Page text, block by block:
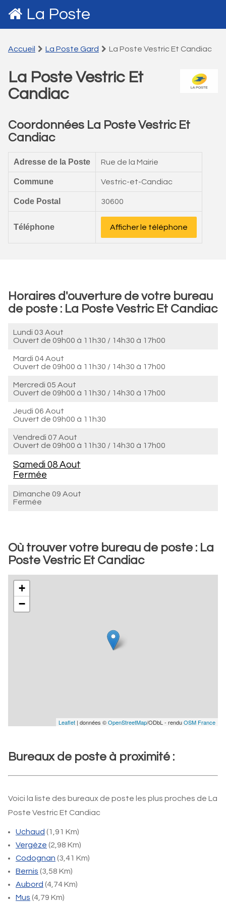
La Poste
Accueil La Poste Gard La Poste Vestric Et Candiac
La Poste Vestric Et
Candiac
Coordonnées La Poste Vestric Et
Candiac
Adresse de la Poste Rue de la Mairie
Commune Vestric-et-Candiac
Code Postal 30600
Téléphone Afficher le téléphone
Horaires d'ouverture de votre bureau
de poste : La Poste Vestric Et Candiac
Lundi 03 Aout
Ouvert de 09h00 à 11h30 / 14h30 à 17h00
Mardi 04 Aout
Ouvert de 09h00 à 11h30 / 14h30 à 17h00
Mercredi 05 Aout
Ouvert de 09h00 à 11h30 / 14h30 à 17h00
Jeudi 06 Aout
Ouvert de 09h00 à 11h30
Vendredi 07 Aout
Ouvert de 09h00 à 11h30 / 14h30 à 17h00
Samedi 08 Aout
Fermée
Dimanche 09 Aout
Fermée
Où trouver votre bureau de poste : La
Poste Vestric Et Candiac
+
−
Leaflet | données ©OpenStreetMap/ODbL - renduOSM France
Bureaux de poste à proximité :
Voici la liste des bureaux de poste les plus proches de La
Poste Vestric Et Candiac
Uchaud (1,91 Km)
Vergèze (2,98 Km)
Codognan (3,41 Km)
Bernis (3,58 Km)
Aubord (4,74 Km)
Mus (4,79 Km)